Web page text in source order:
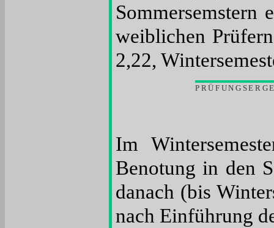
Sommersemstern
weiblichen
2,22,
Im
Benotung in den
danach (bis
nach Einführung